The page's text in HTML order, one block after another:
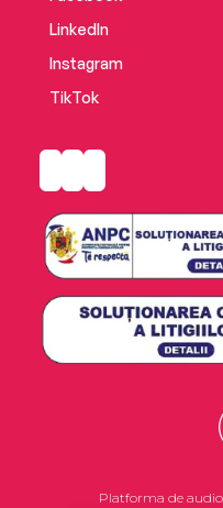
LinkedIn
Instagram
TikTok
Platforma de